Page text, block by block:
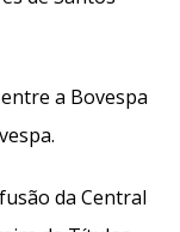
a Bovespa
da Central